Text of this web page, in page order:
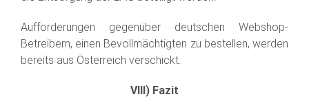
Aufforderungen gegenüber deutschen Webshop-
Betreibern, einen Bevollmächtigten zu bestellen, werden
bereits aus Österreich verschickt.
VIII) Fazit